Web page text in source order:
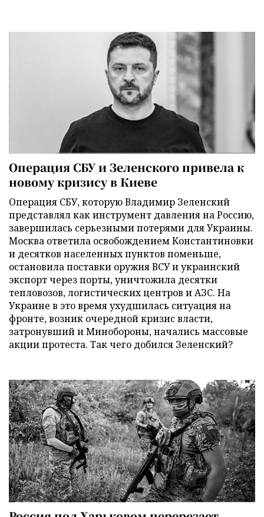
Операция СБУ и Зеленского привела к
новому кризису в Киеве
Операция СБУ, которую Владимир Зеленский
представлял как инструмент давления на Россию,
завершилась серьезными потерями для Украины.
Москва ответила освобождением Константиновки
и десятков населенных пунктов поменьше,
остановила поставки оружия ВСУ и украинский
экспорт через порты, уничтожила десятки
тепловозов, логистических центров и АЗС. На
Украине в это время ухудшилась ситуация на
фронте, возник очередной кризис власти,
затронувший и Минобороны, начались массовые
акции протеста. Так чего добился Зеленский?